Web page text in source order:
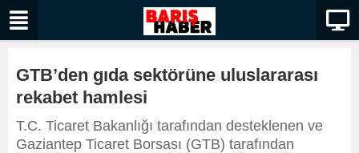
GTB’den gıda sektörüne uluslararası
rekabet hamlesi
T.C. Ticaret Bakanlığı tarafından desteklenen ve
Gaziantep Ticaret Borsası (GTB) tarafından